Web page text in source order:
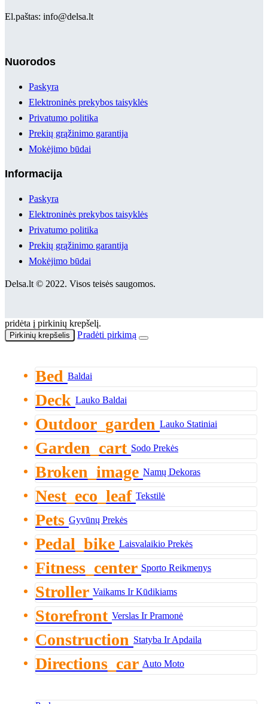
El.paštas: info@delsa.lt
Nuorodos
Paskyra
Elektroninės prekybos taisyklės
Privatumo politika
Prekių grąžinimo garantija
Mokėjimo būdai
Informacija
Paskyra
Elektroninės prekybos taisyklės
Privatumo politika
Prekių grąžinimo garantija
Mokėjimo būdai
Delsa.lt © 2022. Visos teisės saugomos.
pridėta į pirkinių krepšelį.
Pirkinių krepšelis Pradėti pirkimą
Bed Baldai
Deck Lauko Baldai
Outdoor_garden Lauko Statiniai
Garden_cart Sodo Prekės
Broken_image Namų Dekoras
Nest_eco_leaf Tekstilė
Pets Gyvūnų Prekės
Pedal_bike Laisvalaikio Prekės
Fitness_center Sporto Reikmenys
Stroller Vaikams Ir Kūdikiams
Storefront Verslas Ir Pramonė
Construction Statyba Ir Apdaila
Directions_car Auto Moto